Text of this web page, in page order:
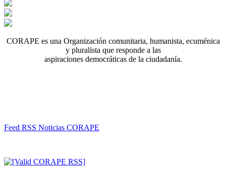
CORAPE es una Organización comunitaria, humanista, ecuménica
y pluralista que responde a las
aspiraciones democráticas de la ciudadanía.
Feed RSS Noticias CORAPE